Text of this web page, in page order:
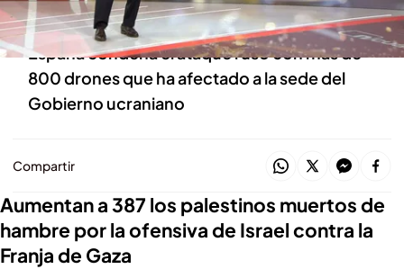
Franja de Gaza
España condena el ataque ruso con más de
800 drones que ha afectado a la sede del
Gobierno ucraniano
Compartir
Aumentan a 387 los palestinos muertos de
hambre por la ofensiva de Israel contra la
Franja de Gaza